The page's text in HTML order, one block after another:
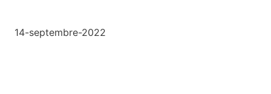
14-septembre-2022